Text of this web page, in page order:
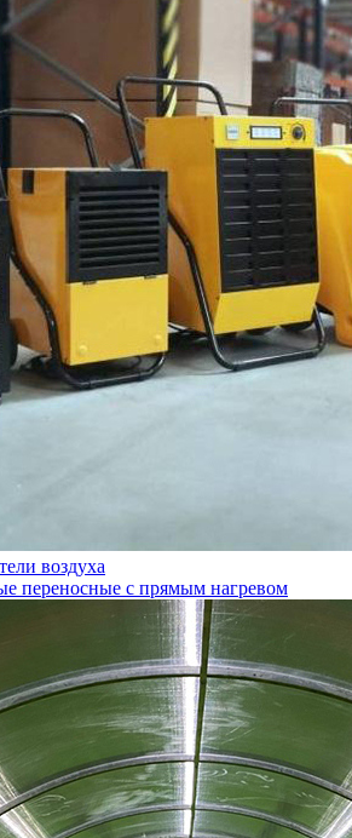
воздуха
переносные с прямым нагревом